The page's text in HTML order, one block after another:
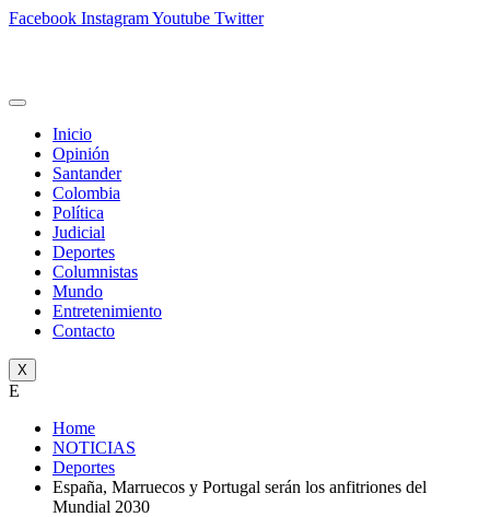
Facebook InstagramYoutube Twitter
Inicio
Opinión
Santander
Colombia
Política
Judicial
Deportes
Columnistas
Mundo
Entretenimiento
Contacto
X
E
Home
NOTICIAS
Deportes
España, Marruecos y Portugal serán los anfitriones del
Mundial 2030